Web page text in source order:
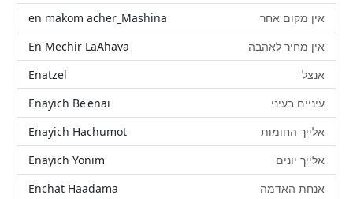
en makom acher_Mashina
אין מקום אחר
En Mechir LaAhava
אין מחיר לאהבה
Enatzel
אנצל
Enayich Be'enai
עיניים בעיני
Enayich Hachumot
אלייך החומות
Enayich Yonim
אלייך יונים
Enchat Haadama
אנחת האדמה